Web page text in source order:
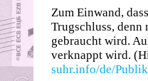
Zum Einwand,
Trugschluss, denn
gebraucht wird.
verknappt wird.
suhr.info/de/